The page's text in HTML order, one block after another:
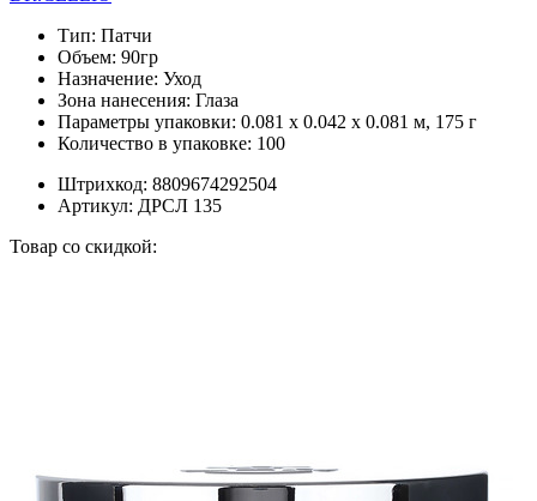
Тип: Патчи
Объем: 90гр
Назначение: Уход
Зона нанесения: Глаза
Параметры упаковки: 0.081 x 0.042 x 0.081 м, 175 г
Количество в упаковке: 100
Штрихкод: 8809674292504
Артикул: ДРСЛ 135
Товар со скидкой: